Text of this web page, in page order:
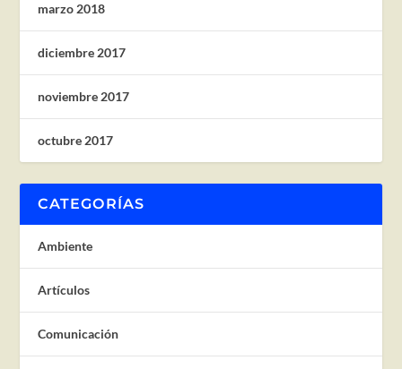
marzo 2018
diciembre 2017
noviembre 2017
octubre 2017
CATEGORÍAS
Ambiente
Artículos
Comunicación